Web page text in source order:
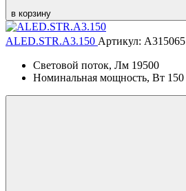
в корзину
ALED.STR.A3.150 Артикул: А315065
Световой поток, Лм 19500
Номинальная мощность, Вт 150